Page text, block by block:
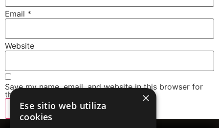
Email *
Website
Save my name, email, and website in this browser for
the next time I comment.
×
Ese sitio web utiliza
cookies